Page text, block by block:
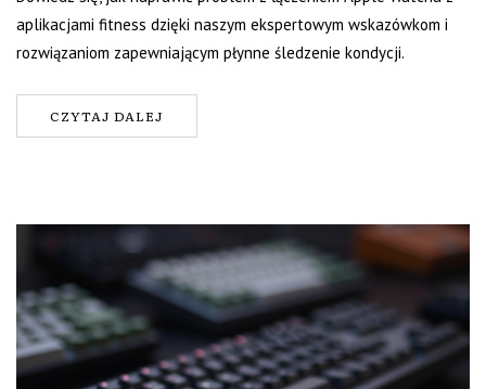
aplikacjami fitness dzięki naszym ekspertowym wskazówkom i
rozwiązaniom zapewniającym płynne śledzenie kondycji.
CZYTAJ DALEJ